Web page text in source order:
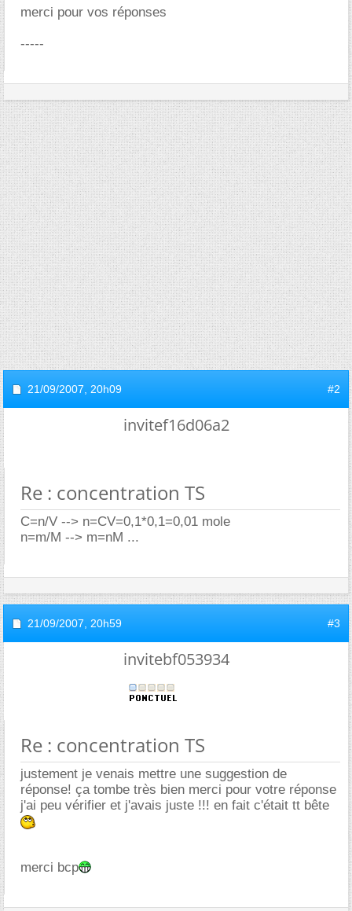
merci pour vos réponses
-----
21/09/2007, 20h09 #2
invitef16d06a2
Re : concentration TS
C=n/V --> n=CV=0,1*0,1=0,01 mole
n=m/M --> m=nM ...
21/09/2007, 20h59 #3
invitebf053934
Re : concentration TS
justement je venais mettre une suggestion de
réponse! ça tombe très bien merci pour votre réponse
j'ai peu vérifier et j'avais juste !!! en fait c'était tt bête
merci bcp